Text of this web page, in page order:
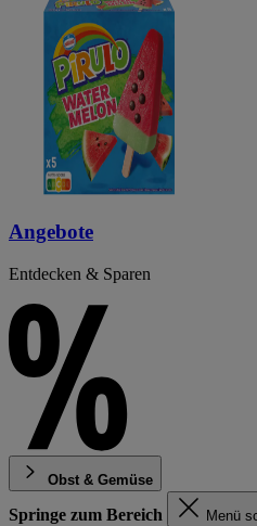
Angebote
Entdecken & Sparen
Obst & Gemüse
Springe zum Bereich Menü